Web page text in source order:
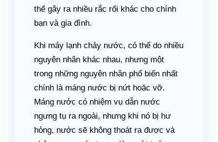
thể gây ra nhiều rắc rối khác cho chính
bạn và gia đình.
Khi máy lạnh chảy nước, có thể do nhiều
nguyên nhân khác nhau, nhưng một
trong những nguyên nhân phổ biến nhất
chính là máng nước bị nứt hoặc vỡ.
Máng nước có nhiệm vụ dẫn nước
ngưng tụ ra ngoài, nhưng khi nó bị hư
hỏng, nước sẽ không thoát ra được và